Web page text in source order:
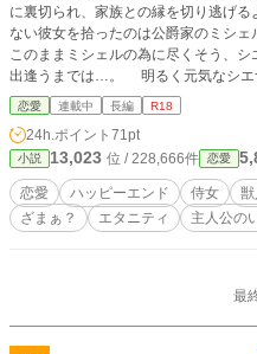
に裏切られ、家族との縁を切り逃げ
ない彼女を拾ったのは公爵家のミシ
このままミシェルの為に尽くそう、シエナはそ
出逢うまでは…。 明るく元気なシエナ(人間)✕執着心強めな獣人騎士の溺愛物
語です。 ＊R18の話には＊マークを付けます。 ＊魔法のiらんどにも掲載してい
ます。
恋愛 連載中 長編 R18
24h.ポイント 71pt
小説 13,023 位 / 228,666件 恋愛
恋愛 ハッピーエンド 侍女 獣
ざまぁ？
エタニティ 主人公の
最